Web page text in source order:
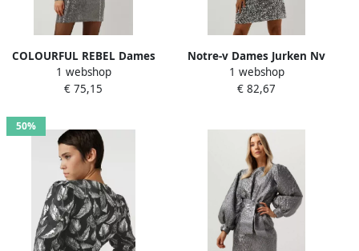
COLOURFUL REBEL Dames
Jurken Belle Sequins Deep
V-neck Mini Dress Zilver
1 webshop
€ 75,15
Notre-v Dames Jurken Nv
Celina Dress Gray Dames
1 webshop
€ 82,67
50%